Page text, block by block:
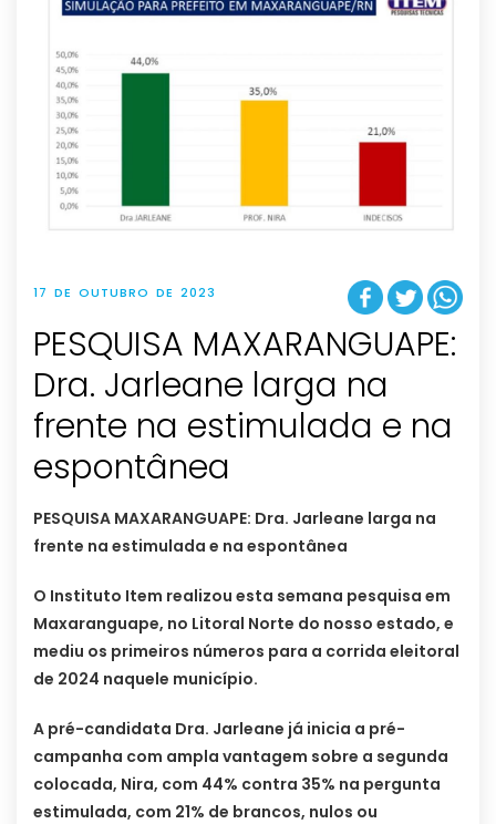
17 DE OUTUBRO DE 2023
PESQUISA MAXARANGUAPE:
Dra. Jarleane larga na
frente na estimulada e na
espontânea
PESQUISA MAXARANGUAPE: Dra. Jarleane larga na
frente na estimulada e na espontânea
O Instituto Item realizou esta semana pesquisa em
Maxaranguape, no Litoral Norte do nosso estado, e
mediu os primeiros números para a corrida eleitoral
de 2024 naquele município.
A pré-candidata Dra. Jarleane já inicia a pré-
campanha com ampla vantagem sobre a segunda
colocada, Nira, com 44% contra 35% na pergunta
estimulada, com 21% de brancos, nulos ou